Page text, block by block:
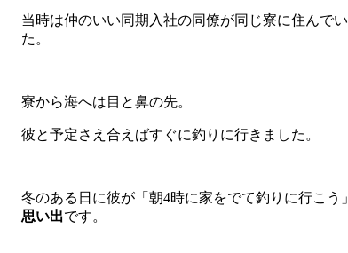
当時は仲のいい同期入社の同僚が同じ寮に住んで
た。
寮から海へは目と鼻の先。
彼と予定さえ合えばすぐに釣りに行きました。
冬のある日に彼が「朝4時に家をでて釣りに行こ
思い出です。